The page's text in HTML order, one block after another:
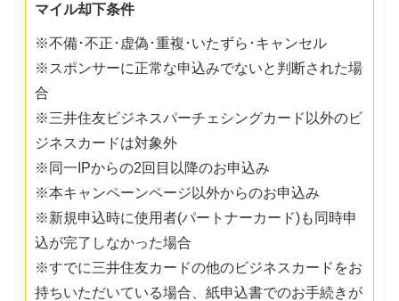
マイル却下条件
※不備･不正･虚偽･重複･いたずら･キャンセル
※スポンサーに正常な申込みでないと判断された場
合
※三井住友ビジネスパーチェシングカード以外のビ
ジネスカードは対象外
※同一IPからの2回目以降のお申込み
※本キャンペーンページ以外からのお申込み
※新規申込時に使用者(パートナーカード)も同時申
込が完了しなかった場合
※すでに三井住友カードの他のビジネスカードをお
持ちいただいている場合、紙申込書でのお手続きが